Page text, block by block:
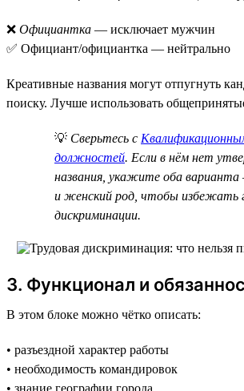
❌ Официантка — исключает мужчин
✅ Официант/официантка — нейтрально
Креативные названия могут отпугнуть
поиску. Лучше использовать
💡 Сверьтесь с
должностей. Если в нём нет
названия, укажите оба
и женский род, чтобы избежать
дискриминации.
3. Функционал и
В этом блоке можно чётко описать:
• разъездной характер работы
• необходимость командировок
• знание географии города